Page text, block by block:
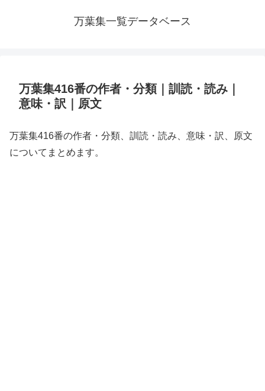
万葉集一覧データベース
万葉集416番の作者・分類｜訓読・読み｜
意味・訳｜原文
万葉集416番の作者・分類、訓読・読み、意味・訳、原文
についてまとめます。